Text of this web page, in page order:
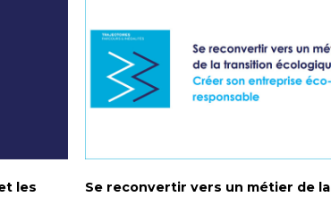
les
Se reconvertir vers un métier de la